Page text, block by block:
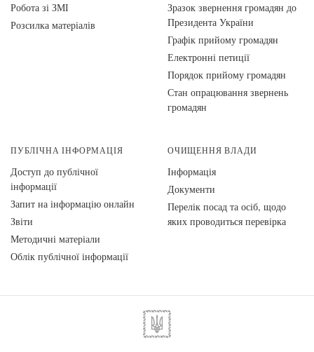
Робота зі ЗМІ
Розсилка матеріалів
Зразок звернення громадян до
Президента України
Графік прийому громадян
Електронні петиції
Порядок прийому громадян
Стан опрацювання звернень
громадян
ПУБЛІЧНА ІНФОРМАЦІЯ
Доступ до публічної
інформації
Запит на інформацію онлайн
Звіти
Методичні матеріали
Облік публічної інформації
ОЧИЩЕННЯ ВЛАДИ
Інформація
Документи
Перелік посад та осіб, щодо
яких проводиться перевірка